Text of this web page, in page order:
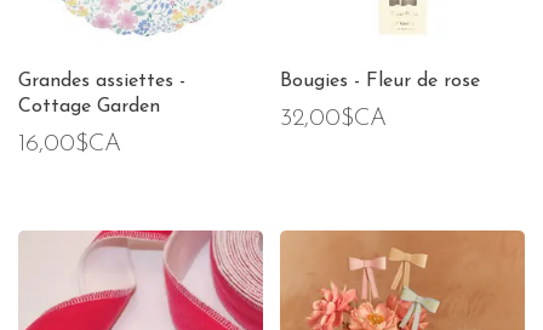
Grandes assiettes -
Cottage Garden
16,00$CA
Bougies - Fleur de rose
32,00$CA